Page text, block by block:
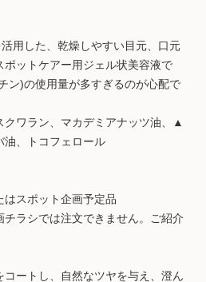
用した、乾燥しやすい目元、口元
ポットケアー用ジェル状美容液で
ン)の使用量が多すぎるのが心配で
クワラン、マカデミアナッツ油、▲
油、トコフェロール
はスポット企画予定品
ラシでは注文できません。ご紹介
ートし、自然なツヤを与え、澄ん